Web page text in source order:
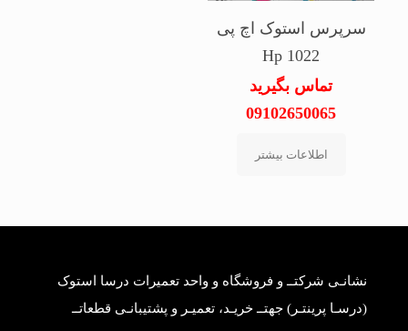
سرپرس استوک اچ پی
Hp 1022
تماس بگیرید
09102650065
اطلاعات بیشتر
نشانـی شرکتــ و فروشگاه و واحد تعمیرات درسا استوک
(درسـا پرینتـر) جهتــ خریـد، تعمیـر و پشتیبانـی قطعاتــ